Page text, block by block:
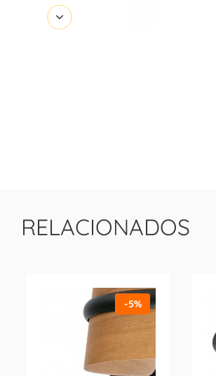
RELACIONADOS
-5%